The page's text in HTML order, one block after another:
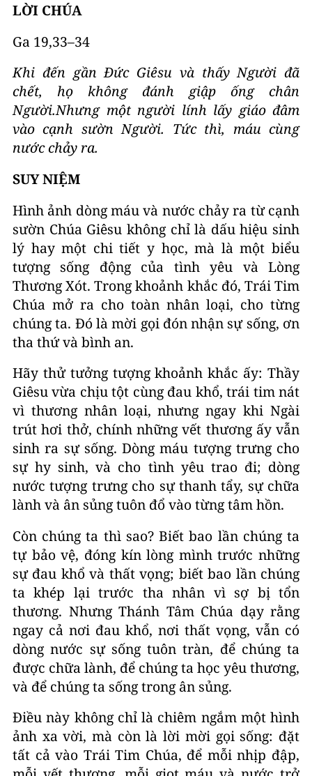
LỜI CHÚA
Ga 19,33–34
Khi đến gần Đức Giêsu và thấy Người đã
chết, họ không đánh giập ống chân
Người.Nhưng một người lính lấy giáo đâm
vào cạnh sườn Người. Tức thì, máu cùng
nước chảy ra.
SUY NIỆM
Hình ảnh dòng máu và nước chảy ra từ cạnh
sườn Chúa Giêsu không chỉ là dấu hiệu sinh
lý hay một chi tiết y học, mà là một biểu
tượng sống động của tình yêu và Lòng
Thương Xót. Trong khoảnh khắc đó, Trái Tim
Chúa mở ra cho toàn nhân loại, cho từng
chúng ta. Đó là mời gọi đón nhận sự sống, ơn
tha thứ và bình an.
Hãy thử tưởng tượng khoảnh khắc ấy: Thầy
Giêsu vừa chịu tột cùng đau khổ, trái tim nát
vì thương nhân loại, nhưng ngay khi Ngài
trút hơi thở, chính những vết thương ấy vẫn
sinh ra sự sống. Dòng máu tượng trưng cho
sự hy sinh, và cho tình yêu trao đi; dòng
nước tượng trưng cho sự thanh tẩy, sự chữa
lành và ân sủng tuôn đổ vào từng tâm hồn.
Còn chúng ta thì sao? Biết bao lần chúng ta
tự bảo vệ, đóng kín lòng mình trước những
sự đau khổ và thất vọng; biết bao lần chúng
ta khép lại trước tha nhân vì sợ bị tổn
thương. Nhưng Thánh Tâm Chúa dạy rằng
ngay cả nơi đau khổ, nơi thất vọng, vẫn có
dòng nước sự sống tuôn tràn, để chúng ta
được chữa lành, để chúng ta học yêu thương,
và để chúng ta sống trong ân sủng.
Điều này không chỉ là chiêm ngắm một hình
ảnh xa vời, mà còn là lời mời gọi sống: đặt
tất cả vào Trái Tim Chúa, để mỗi nhịp đập,